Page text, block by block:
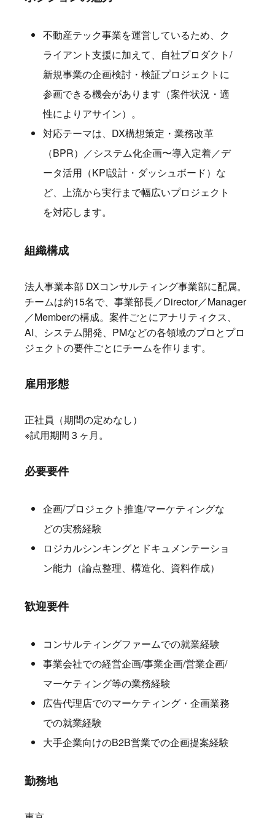
不動産テック事業を運営しているため、ク
ライアント支援に加えて、自社プロダクト/
新規事業の企画検討・検証プロジェクトに
参画できる機会があります（案件状況・適
性によりアサイン）。
対応テーマは、DX構想策定・業務改革
（BPR）／システム化企画〜導入定着／デ
ータ活用（KPI設計・ダッシュボード）な
ど、上流から実行まで幅広いプロジェクト
を対応します。
組織構成
法人事業本部 DXコンサルティング事業部に配属。
チームは約15名で、事業部長／Director／Manager
／Memberの構成。案件ごとにアナリティクス、
AI、システム開発、PMなどの各領域のプロとプロ
ジェクトの要件ごとにチームを作ります。
雇用形態
正社員（期間の定めなし）
※試用期間３ヶ月。
必要要件
企画/プロジェクト推進/マーケティングな
どの実務経験
ロジカルシンキングとドキュメンテーショ
ン能力（論点整理、構造化、資料作成）
歓迎要件
コンサルティングファームでの就業経験
事業会社での経営企画/事業企画/営業企画/
マーケティング等の業務経験
広告代理店でのマーケティング・企画業務
での就業経験
大手企業向けのB2B営業での企画提案経験
勤務地